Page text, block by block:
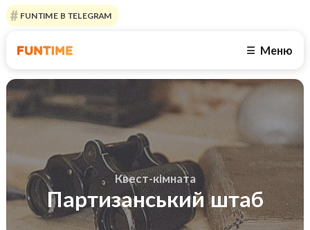
FUNTIME В TELEGRAM
☰ Меню
Квест-кімната
Партизанський штаб